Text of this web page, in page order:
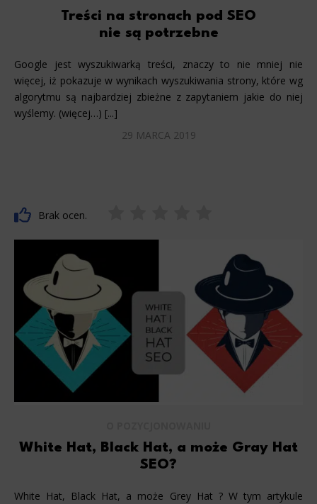
Treści na stronach pod SEO
nie są potrzebne
Google jest wyszukiwarką treści, znaczy to nie mniej nie
więcej, iż pokazuje w wynikach wyszukiwania strony, które wg
algorytmu są najbardziej zbieżne z zapytaniem jakie do niej
wyślemy. (więcej…) [...]
29 MARCA 2019
Brak ocen.
White Hat, Black Hat, a może Gray Hat
SEO?
White Hat, Black Hat, a może Grey Hat ? W tym artykule